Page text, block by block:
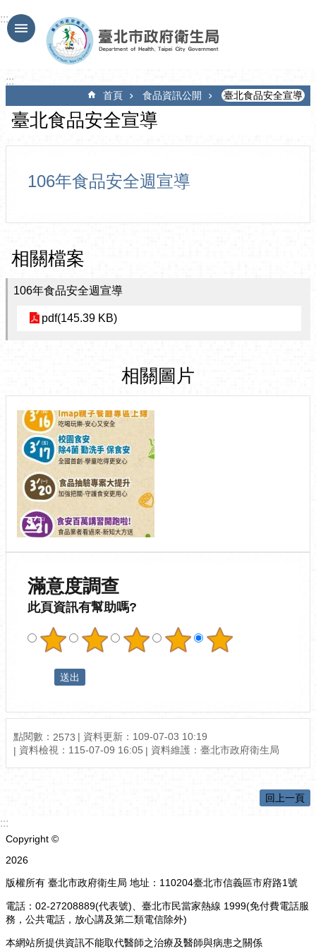
跳到主要內容區塊
:::
:::
首頁 食品資訊公開 臺北食品安全宣導
臺北食品安全宣導
106年食品安全週宣導
相關檔案
106年食品安全週宣導
pdf(145.39 KB)
相關圖片
滿意度調查
此頁資訊有幫助嗎?
點閱數： 2573
資料更新：109-07-03 10:19
資料檢視：115-07-09 16:05
資料維護：臺北市政府衛生局
回上一頁
:::
Copyright ©
2026
版權所有 臺北市政府衛生局 地址：110204臺北市信義區市府路1號
電話：02-27208889(代表號)、臺北市民當家熱線 1999(免付費電話服
務，公共電話，放心講及第二類電信除外)
本網站所提供資訊不能取代醫師之治療及醫師與病患之關係